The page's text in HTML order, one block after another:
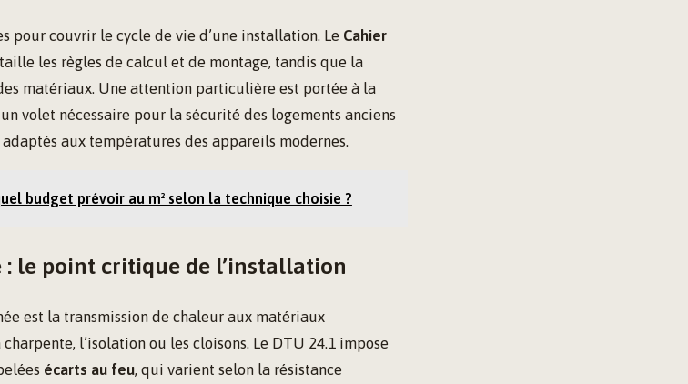
pour couvrir le cycle de vie d’une installation. Le Cahier
les règles de calcul et de montage, tandis que la
matériaux. Une attention particulière est portée à la
volet nécessaire pour la sécurité des logements anciens
aux températures des appareils modernes.
budget prévoir au m² selon la technique choisie ?
: le point critique de l’installation
est la transmission de chaleur aux matériaux
l’isolation ou les cloisons. Le DTU 24.1 impose
écarts au feu, qui varient selon la résistance